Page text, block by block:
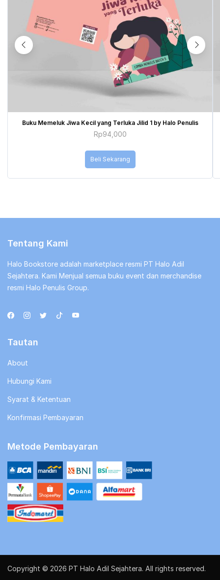
Buku Memeluk Jiwa Kecil yang Terluka Jilid 1 by Halo Penulis
Rp94,000
Beli Sekarang
Tentang Kami
Halo Bookstore adalah marketplace resmi PT Halo Adil
Sejahtera. Kami Menjual semua buku event dan merchandise
resmi Halo Penulis Group.
Tautan
About
Hubungi Kami
Syarat & Ketentuan
Konfirmasi Pembayaran
Metode Pembayaran
Copyright © 2026 PT Halo Adil Sejahtera. All rights reserved.